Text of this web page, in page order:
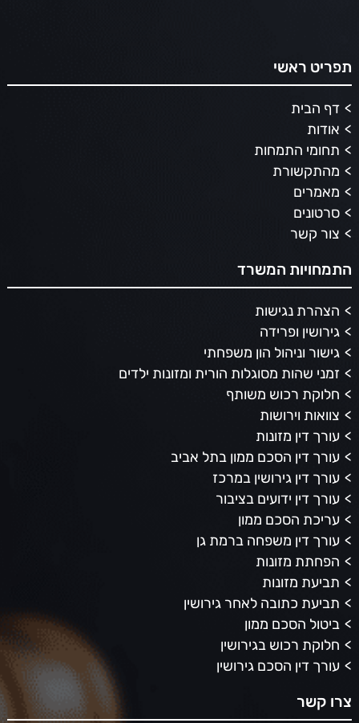
תפריט ראשי
דף הבית
אודות
תחומי התמחות
מהתקשורת
מאמרים
סרטונים
צור קשר
התמחויות המשרד
הצהרת נגישות
גירושין ופרידה
גישור וניהול הון משפחתי
זמני שהות מסוגלות הורית ומזונות ילדים
חלוקת רכוש משותף
צוואות וירושות
עורך דין מזונות
עורך דין הסכם ממון בתל אביב
עורך דין גירושין במרכז
עורך דין ידועים בציבור
עריכת הסכם ממון
עורך דין משפחה ברמת גן
הפחתת מזונות
תביעת מזונות
תביעת כתובה לאחר גירושין
ביטול הסכם ממון
חלוקת רכוש בגירושין
עורך דין הסכם גירושין
צרו קשר